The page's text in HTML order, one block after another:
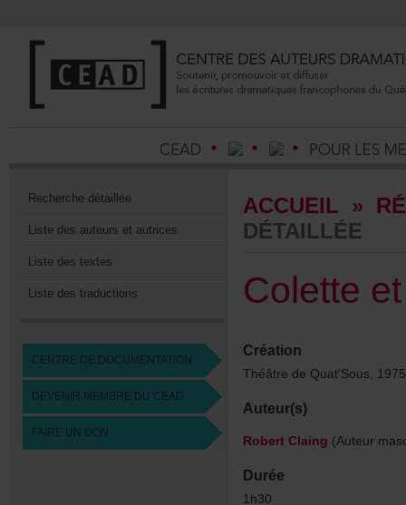
Recherchedétaillée
Listedesauteursetautrices
Listedestextes
Listedestraductions
CENTREDEDOCUMENTATION
DEVENIRMEMBREDUCEAD
FAIREUNDON
ACCUEIL »
DÉTAILLÉE
Création
ThéâtredeQuat'Sous,1975
Auteur(s)
RobertClaing
Durée
1h30